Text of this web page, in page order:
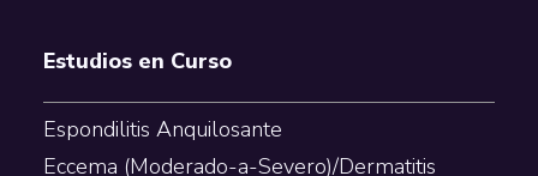
Estudios en Curso
Espondilitis Anquilosante
Eccema (Moderado-a-Severo)/Dermatitis